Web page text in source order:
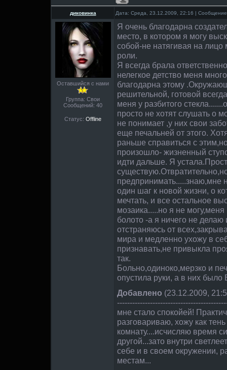
диковинка Дата: Среда, 23.12.2009, 22:16 |
Оставшийся с нами
Группа: Свои
Сообщений: 40
Статус: Offline
Я очень благодарна
место, в котором я могу
собой-не натягивая на лицо
роли.
Я всегда брала
нелегкое детство меня
благодарна этому
решительной, готовой
меня у разбитого
просто не хотят слушать о
не понимает ,у них свои
еще печальней от этого.
раньше справиться с
произошло- жизненный
идти дальше. Я
предпринимать.....знаю,мне
один шаг к новой жизни, о
мечтать, и все остальное
мозаика.....но я не могу,меня
болото -а я ничего не
отстраняюсь от
мира и медленно ухожу в
признавать,не привыкла
так.
Больно,одиноко,мерзко и
опустила руки, а в них было
Добавлено (23.12.2009,
мне стало спокойей!
разговариваю, хожу как
комнату....исчисляю время
другой...зато внутри
себе и в своем окружении,
местам...